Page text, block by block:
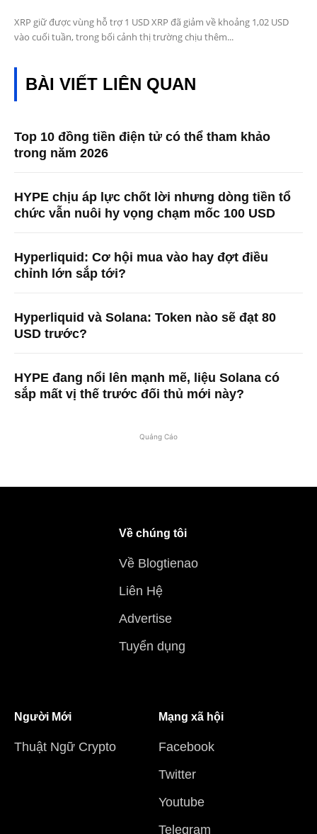
XRP giữ được vùng hỗ trợ 1 USD XRP đã giảm về khoảng 1,02 USD
vào cuối tuần, trong bối cảnh thị trường chịu thêm...
BÀI VIẾT LIÊN QUAN
Top 10 đồng tiền điện tử có thể tham khảo
trong năm 2026
HYPE chịu áp lực chốt lời nhưng dòng tiền tổ
chức vẫn nuôi hy vọng chạm mốc 100 USD
Hyperliquid: Cơ hội mua vào hay đợt điều
chỉnh lớn sắp tới?
Hyperliquid và Solana: Token nào sẽ đạt 80
USD trước?
HYPE đang nổi lên mạnh mẽ, liệu Solana có
sắp mất vị thế trước đối thủ mới này?
Quảng Cáo
Về chúng tôi
Về Blogtienao
Liên Hệ
Advertise
Tuyển dụng
Người Mới
Thuật Ngữ Crypto
Mạng xã hội
Facebook
Twitter
Youtube
Telegram